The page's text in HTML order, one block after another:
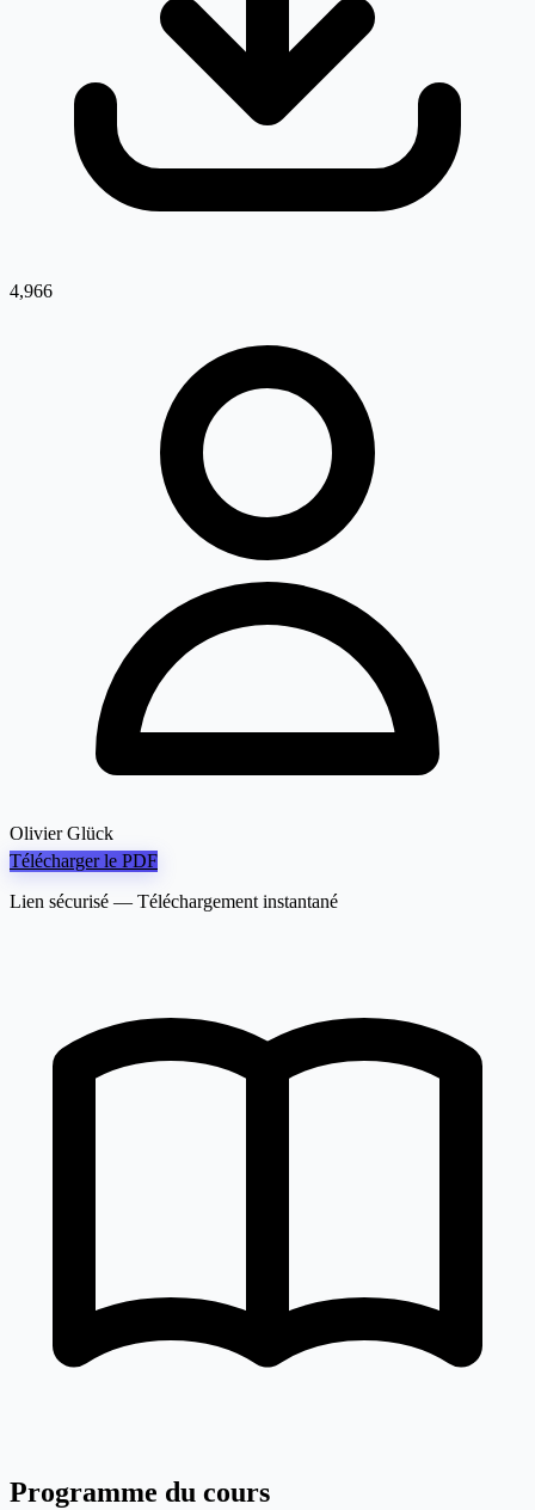
4,966
Olivier Glück
Télécharger le PDF
Lien sécurisé — Téléchargement instantané
Programme du cours